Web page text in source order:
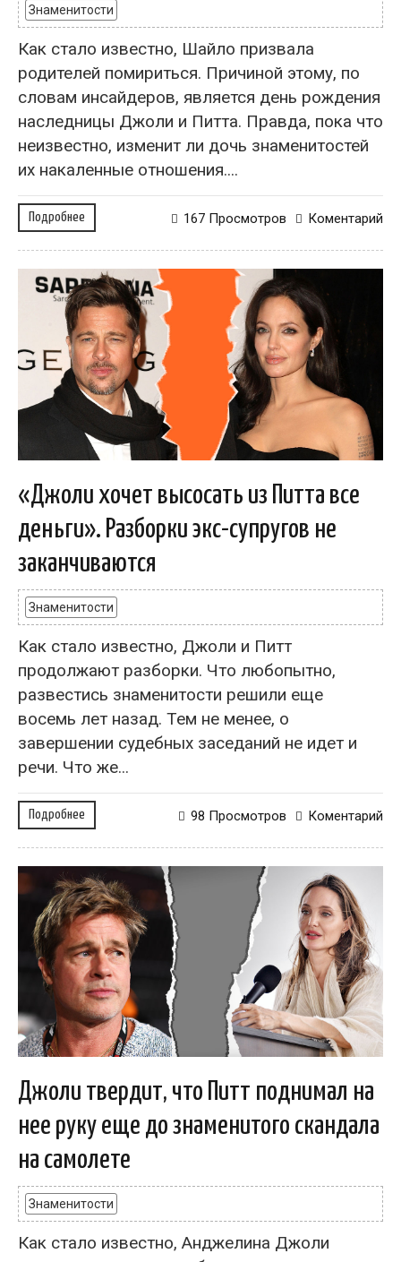
Знаменитости
Как стало известно, Шайло призвала
родителей помириться. Причиной этому, по
словам инсайдеров, является день рождения
наследницы Джоли и Питта. Правда, пока что
неизвестно, изменит ли дочь знаменитостей
их накаленные отношения....
Подробнее Коментарий
167 Просмотров
«Джоли хочет высосать из Питта все
деньги». Разборки экс-супругов не
заканчиваются
Знаменитости
Как стало известно, Джоли и Питт
продолжают разборки. Что любопытно,
развестись знаменитости решили еще
восемь лет назад. Тем не менее, о
завершении судебных заседаний не идет и
речи. Что же...
Подробнее Коментарий
98 Просмотров
Джоли твердит, что Питт поднимал на
нее руку еще до знаменитого скандала
на самолете
Знаменитости
Как стало известно, Анджелина Джоли